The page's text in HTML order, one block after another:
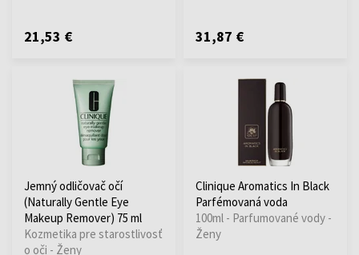
21,53 € 31,87 €
Jemný odličovač očí
(Naturally Gentle Eye
Makeup Remover) 75 ml
Kozmetika pre starostlivosť
o oči - Ženy
Clinique Aromatics In Black
Parfémovaná voda
100ml - Parfumované vody -
Ženy